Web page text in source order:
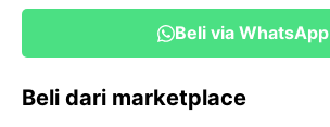
Beli via WhatsApp
Beli dari marketplace